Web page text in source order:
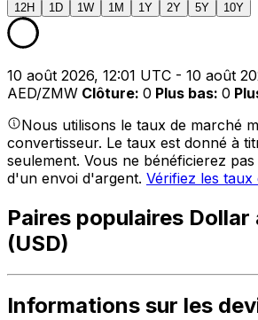
12H 1D 1W 1M 1Y 2Y 5Y 10Y
10 août 2026, 12:01 UTC - 10 août
AED/ZMW Clôture: 0 Plus bas: 0
Nous utilisons le taux de marché
convertisseur. Le taux est donné à
seulement. Vous ne bénéficierez
d'un envoi d'argent. Vérifiez les taux
Paires populaires Dollar
(USD)
Informations sur les